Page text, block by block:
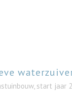
, start jaar